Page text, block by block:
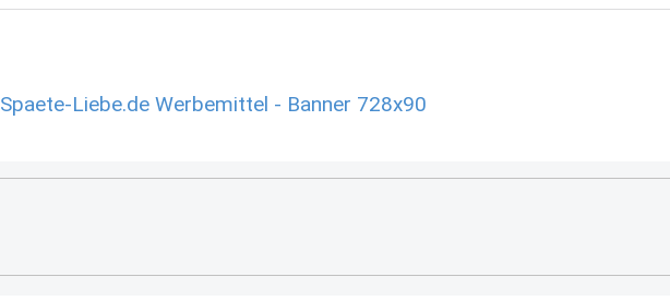
Spaete-Liebe.de Werbemittel - Banner 728x90